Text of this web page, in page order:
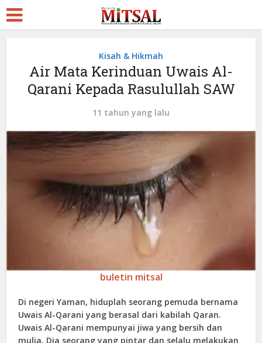
Kisah & Hikmah
Air Mata Kerinduan Uwais Al-
Qarani Kepada Rasulullah SAW
11 tahun yang lalu
buletin mitsal
Di negeri Yaman, hiduplah seorang pemuda bernama
Uwais Al-Qarani yang berasal dari kabilah Qaran.
Uwais Al-Qarani mempunyai jiwa yang bersih dan
mulia. Dia seorang yang pintar dan selalu melakukan